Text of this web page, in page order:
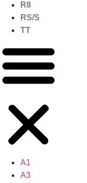
R8
RS/S
TT
A1
A3